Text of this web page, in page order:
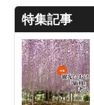
特集記事